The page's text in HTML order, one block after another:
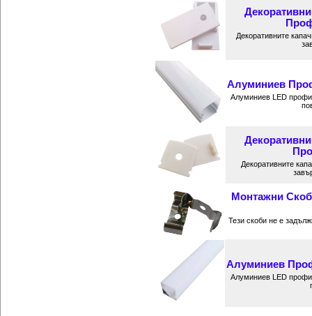
Декоративните
Алуминиев
Алуминиев LED
Декоративните
Монтажни
Тези скоби не е
Алуминиев
Алуминиев LED